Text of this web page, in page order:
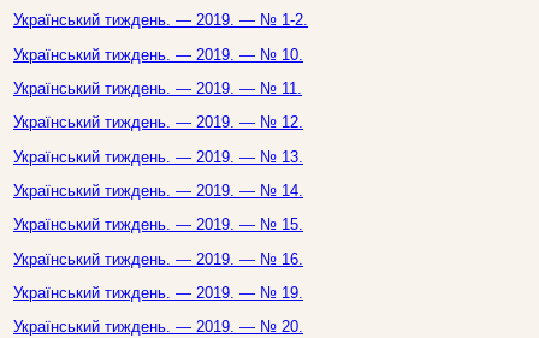
Український тиждень. — 2019. — № 1-2.
Український тиждень. — 2019. — № 10.
Український тиждень. — 2019. — № 11.
Український тиждень. — 2019. — № 12.
Український тиждень. — 2019. — № 13.
Український тиждень. — 2019. — № 14.
Український тиждень. — 2019. — № 15.
Український тиждень. — 2019. — № 16.
Український тиждень. — 2019. — № 19.
Український тиждень. — 2019. — № 20.